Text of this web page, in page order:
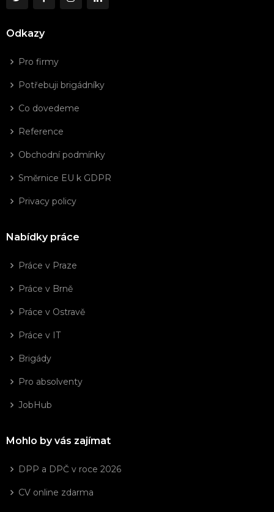
Odkazy
Pro firmy
Potřebuji brigádníky
Co dovedeme
Reference
Obchodní podmínky
Směrnice EU k GDPR
Privacy policy
Nabídky práce
Práce v Praze
Práce v Brně
Práce v Ostravě
Práce v IT
Brigády
Pro absolventy
JobHub
Mohlo by vás zajímat
DPP a DPČ v roce 2026
CV online zdarma